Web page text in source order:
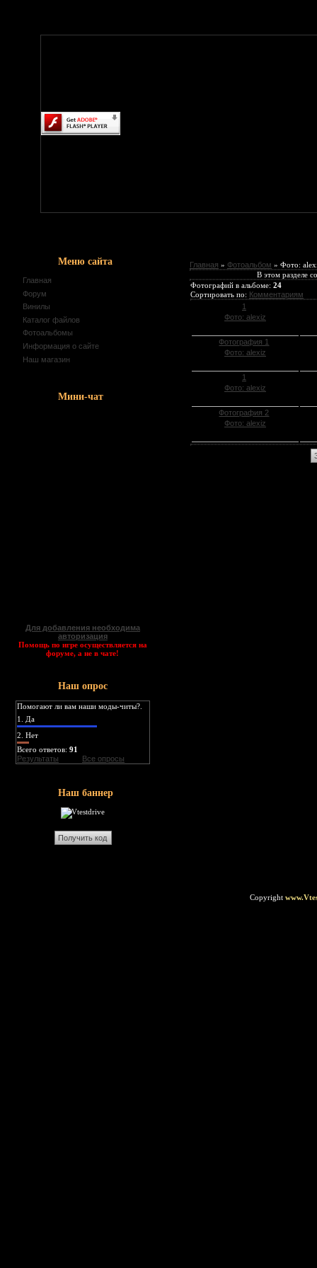
Меню сайта
Главная
Форум
Винилы
Каталог файлов
Фотоальбомы
Информация о сайте
Наш магазин
Мини-чат
Для добавления необходима
авторизация
Помощь по игре осуществляется на
форуме, а не в чате!
Наш опрос
Помогают ли вам наши моды-читы?.
1. Да
2. Нет
Всего ответов: 91
Результаты
Все опросы
Наш баннер
Главная » Фотоальбом » Фото:
В этом разделе
Фотографий в альбоме: 24
Сортировать по: Комментариям
1
Фото: alexiz
Фотография 1
Фото: alexiz
1
Фото: alexiz
Фотография 2
Фото: alexiz
Copyright